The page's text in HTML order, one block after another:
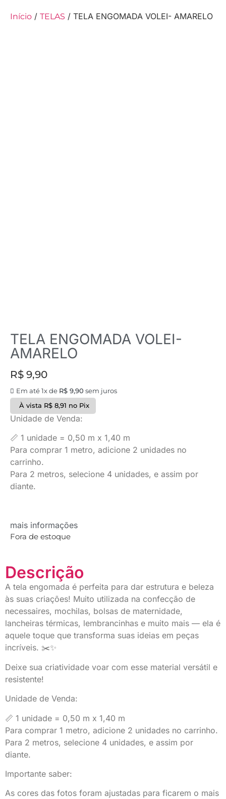
Início / TELAS / TELA ENGOMADA VOLEI- AMARELO
TELA ENGOMADA VOLEI-
AMARELO
R$ 9,90
Em até 1x de R$ 9,90 sem juros
À vista R$8,91 no Pix
Unidade de Venda:
📏 1 unidade = 0,50 m x 1,40 m
Para comprar 1 metro, adicione 2 unidades no
carrinho.
Para 2 metros, selecione 4 unidades, e assim por
diante.
mais informações
Fora de estoque
Descrição
A tela engomada é perfeita para dar estrutura e beleza
às suas criações! Muito utilizada na confecção de
necessaires, mochilas, bolsas de maternidade,
lancheiras térmicas, lembrancinhas e muito mais — ela é
aquele toque que transforma suas ideias em peças
incríveis. ✂️✨
Deixe sua criatividade voar com esse material versátil e
resistente!
Unidade de Venda:
📏 1 unidade = 0,50 m x 1,40 m
Para comprar 1 metro, adicione 2 unidades no carrinho.
Para 2 metros, selecione 4 unidades, e assim por
diante.
Importante saber:
As cores das fotos foram ajustadas para ficarem o mais